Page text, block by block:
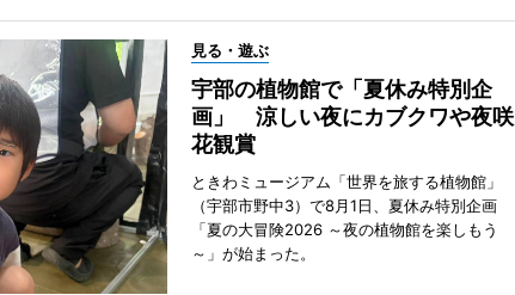
見る・遊ぶ
宇部の植物館で「夏休み特別企
画」 涼しい夜にカブクワや夜咲
花観賞
ときわミュージアム「世界を旅する植物館」
（宇部市野中3）で8月1日、夏休み特別企画
「夏の大冒険2026 ～夜の植物館を楽しもう
～」が始まった。